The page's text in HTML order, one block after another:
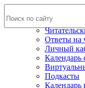
Ответы на
Личный
Календарь
Подкасты
Календарь